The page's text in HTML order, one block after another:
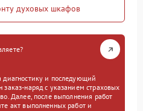
духовых шкафов
диагностику и последующий
заказ-наряд с указанием страховых
Далее, после выполнения работ
акт выполненных работ и